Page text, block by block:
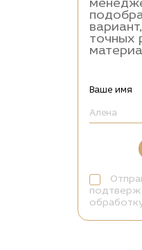
точных
Ваше имя